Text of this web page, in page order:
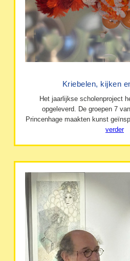
Kriebelen, kijken
Het jaarlijkse scholenproject
opgeleverd. De groepen 7
Princenhage maakten kunst
verder